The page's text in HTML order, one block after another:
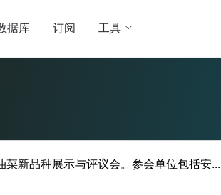
据库 订阅 工具
新品种展示与评议会。参会单位包括安...